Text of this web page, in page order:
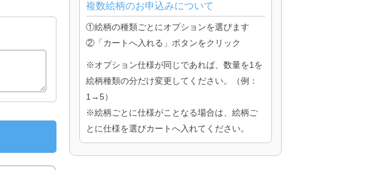
複数絵柄のお申込みについて
①絵柄の種類ごとにオプションを選びます
②「カートへ入れる」ボタンをクリック
※オプション仕様が同じであれば、数量を1を
絵柄種類の分だけ変更してください。（例：
1→5）
※絵柄ごとに仕様がことなる場合は、絵柄ご
とに仕様を選びカートへ入れてください。